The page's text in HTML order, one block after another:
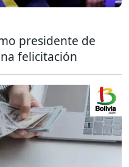
presidente de
felicitación